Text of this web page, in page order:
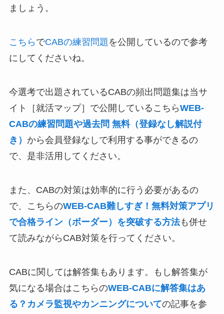
ましょう。
こちら でCABの練習問題 を公開しているので参考
にしてくださいね。
今選考で出題されているCABの頻出問題集は当サ
イト［就活マップ］で公開しているこちらWEB-
CABの練習問題や過去問 無料（登録なし解説付
き） から会員登録なしで利用する事ができるの
で、是非活用してください。
また、CABの対策は効率的に行う必要があるの
で、こちらのWEB-CAB難しすぎ！無料対策アプリ
で合格ライン（ボーダー）を突破する方法も併せ
て読みながらCAB対策を行ってください。
CABに関しては解答集もあります。もし解答集が
気になる場合はこちらのWEB-CABに解答集はあ
る？カメラ監視やカンニングについての記事を参